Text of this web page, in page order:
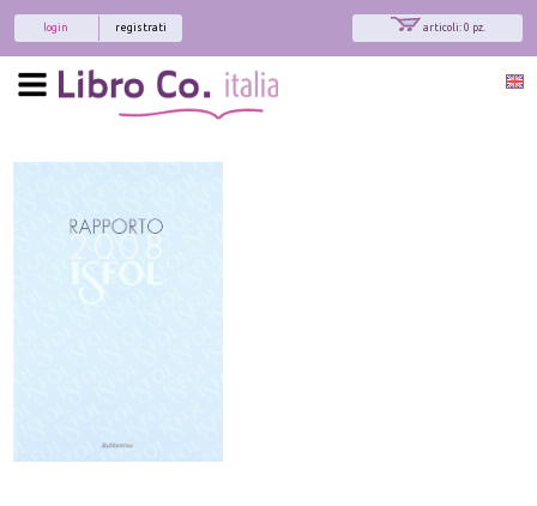
articoli: 0 pz.
registrati
login